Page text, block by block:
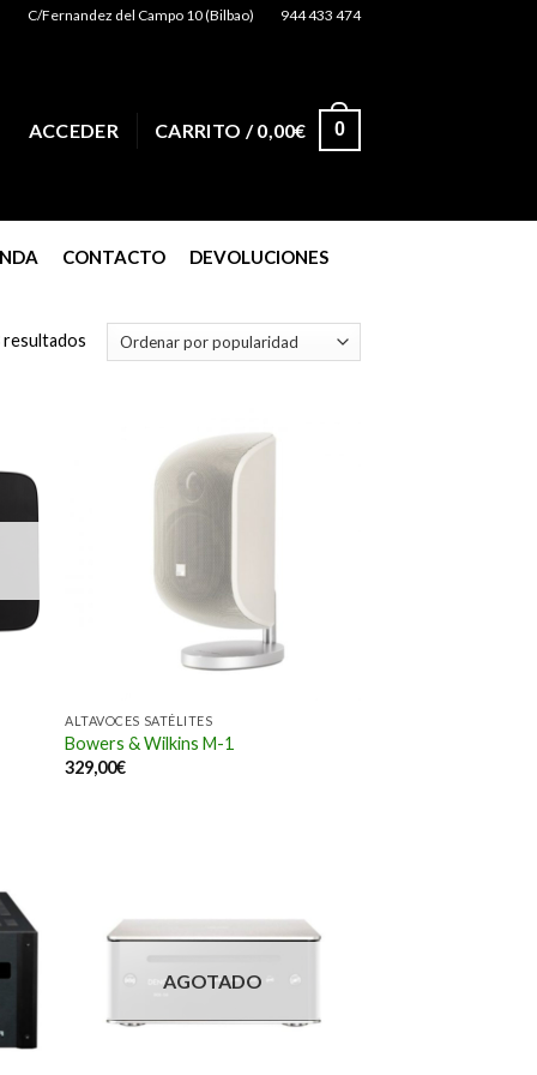
C/Fernandez del Campo 10 (Bilbao) 944 433 474
ACCEDER CARRITO /0,00€ 0
CONTACTO DEVOLUCIONES
resultados
ALTAVOCES SATÉLITES
Bowers & Wilkins M-1
329,00€
AGOTADO